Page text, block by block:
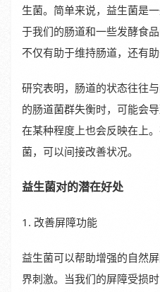
生菌。简单来说，益生菌是
于我们的肠道和一些发酵食
不仅有助于维持肠道，还有
研究表明，肠道的状态往往
的肠道菌群失衡时，可能会
在某种程度上也会反映在上
菌，可以间接改善状况。
益生菌对的潜在好处
1. 改善屏障功能
益生菌可以帮助增强的自然
界刺激。当我们的屏障受损